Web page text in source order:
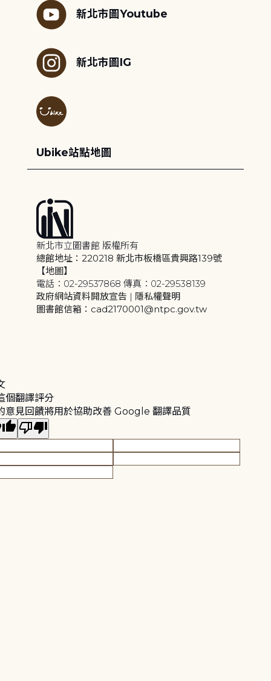
新北市圖Youtube
新北市圖IG
Ubike站點地圖
新北市立圖書館 版權所有
總館地址：220218 新北市板橋區貴興路139號
【地圖】
電話：02-29537868 傳真：02-29538139
政府網站資料開放宣告 | 隱私權聲明
圖書館信箱：cad2170001@ntpc.gov.tw
個翻譯評分
意見回饋將用於協助改善 Google 翻譯品質